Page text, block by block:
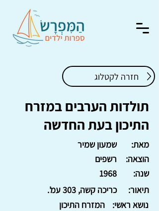
חזרה לקטלוג
תולדות הערבים במזרח
התיכון בעת החדשה
שמעון שמיר
מאת:
רשפים
הוצאה:
1968
שנה:
כריכה קשה, 303 עמ'.
תיאור:
המזרח התיכון
נושא ראשי: